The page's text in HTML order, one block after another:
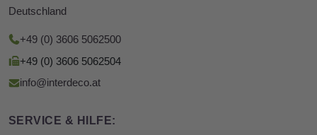
Deutschland
+49 (0) 3606 5062500
+49 (0) 3606 5062504
info@interdeco.at
SERVICE & HILFE: